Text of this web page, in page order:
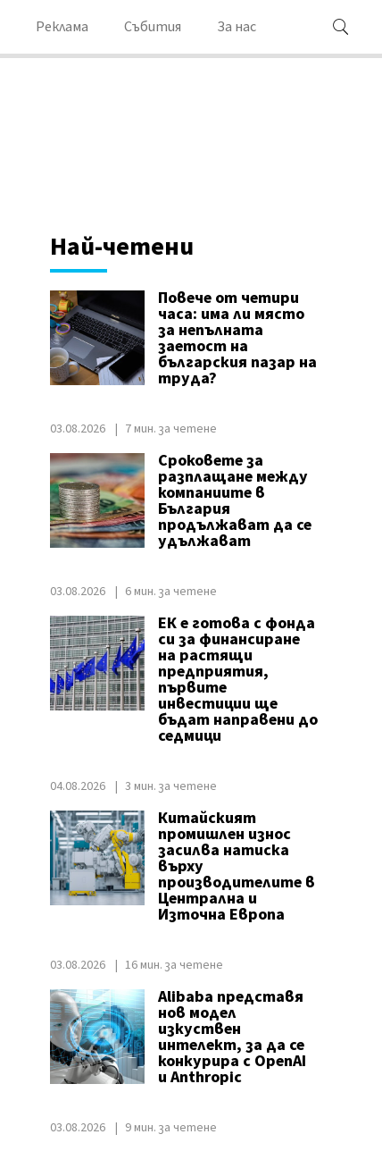
Реклама Събития За нас
Най-четени
Повече от четири
часа: има ли място
за непълната
заетост на
българския пазар на
труда?
03.08.2026 7 мин. за четене
Сроковете за
разплащане между
компаниите в
България
продължават да се
удължават
03.08.2026 6 мин. за четене
ЕК е готова с фонда
си за финансиране
на растящи
предприятия,
първите
инвестиции ще
бъдат направени до
седмици
04.08.2026 3 мин. за четене
Китайският
промишлен износ
засилва натиска
върху
производителите в
Централна и
Източна Европа
03.08.2026 16 мин. за четене
Alibaba представя
нов модел
изкуствен
интелект, за да се
конкурира с OpenAI
и Anthropic
03.08.2026 9 мин. за четене